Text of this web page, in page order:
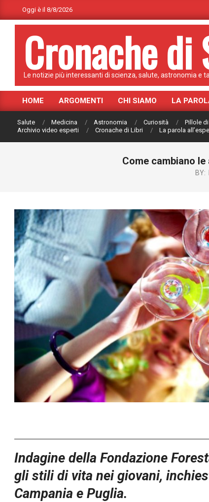
to
Oggi è il 8/8/2026
Cronache di
Le notizie più interessanti di scienza, salute, astronomia e
Primary
Navigation
Menu
HOME ARGOMENTI CHI SIAMO LA
Salute Medicina Astronomia Curiosità Pillole
Archivio video esperti
Cronache di Libri La parola
Come cambiano
BY:
Indagine della Fondazione
gli stili di vita nei giovani,
Campania e Puglia.